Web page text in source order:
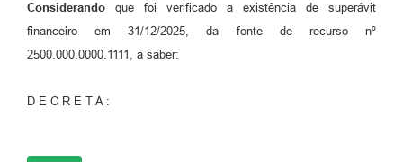
Considerando que foi verificado a existência de superávit
financeiro em 31/12/2025, da fonte de recurso nº
2500.000.0000.1111, a saber:
D E C R E T A :